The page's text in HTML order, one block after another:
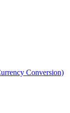
Conversion)